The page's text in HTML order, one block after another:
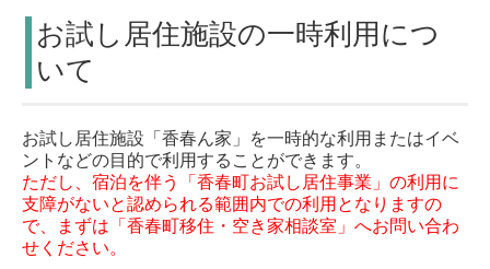
お試し居住施設の一時利用につ
いて
お試し居住施設「香春ん家」を一時的な利用またはイベ
ントなどの目的で利用することができます。
ただし、宿泊を伴う「香春町お試し居住事業」の利用に
支障がないと認められる範囲内での利用となりますの
で、まずは「香春町移住・空き家相談室」へお問い合わ
せください。